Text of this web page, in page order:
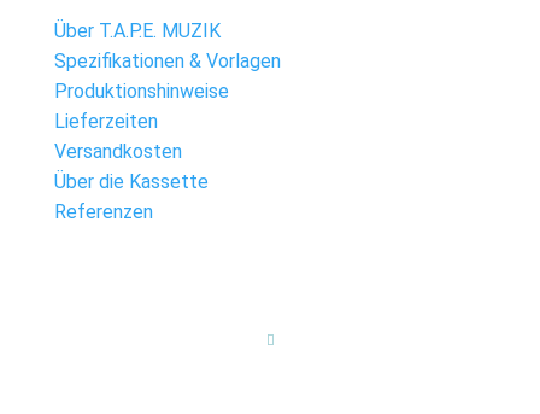
Über T.A.P.E. MUZIK
Spezifikationen & Vorlagen
Produktionshinweise
Lieferzeiten
Versandkosten
Über die Kassette
Referenzen
